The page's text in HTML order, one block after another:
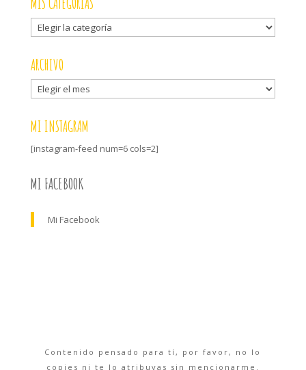
Mis
categorías
ARCHIVO
Archivo
MI INSTAGRAM
[instagram-feed num=6 cols=2]
MI FACEBOOK
Mi Facebook
Contenido pensado para tí, por favor, no lo
copies ni te lo atribuyas sin mencionarme.